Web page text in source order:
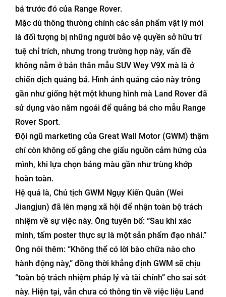
bá trước đó của Range Rover.
Mặc dù thông thường chính các sản phẩm vật lý mới
là đối tượng bị những người bảo vệ quyền sở hữu trí
tuệ chỉ trích, nhưng trong trường hợp này, vấn đề
không nằm ở bản thân mẫu SUV Wey V9X mà là ở
chiến dịch quảng bá. Hình ảnh quảng cáo này trông
gần như giống hệt một khung hình mà Land Rover đã
sử dụng vào năm ngoái để quảng bá cho mẫu Range
Rover Sport.
Đội ngũ marketing của Great Wall Motor (GWM) thậm
chí còn không cố gắng che giấu nguồn cảm hứng của
mình, khi lựa chọn bảng màu gần như trùng khớp
hoàn toàn.
Hệ quả là, Chủ tịch GWM Ngụy Kiến Quân (Wei
Jiangjun) đã lên mạng xã hội để nhận toàn bộ trách
nhiệm về sự việc này. Ông tuyên bố: “Sau khi xác
minh, tấm poster thực sự là một sản phẩm đạo nhái.”
Ông nói thêm: “Không thể có lời bào chữa nào cho
hành động này,” đồng thời khẳng định GWM sẽ chịu
“toàn bộ trách nhiệm pháp lý và tài chính” cho sai sót
này. Hiện tại, vẫn chưa có thông tin về việc liệu Land